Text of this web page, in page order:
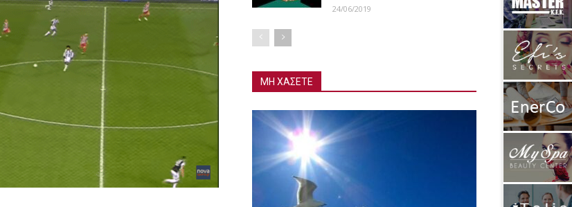
24/06/2019
ΜΗ ΧΑΣΕΤΕ